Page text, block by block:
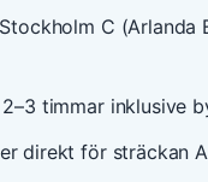
C (Arlanda
timmar inklusive
direkt för sträckan